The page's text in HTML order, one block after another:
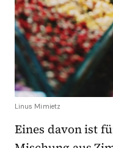
Linus Mimietz
Eines davon ist